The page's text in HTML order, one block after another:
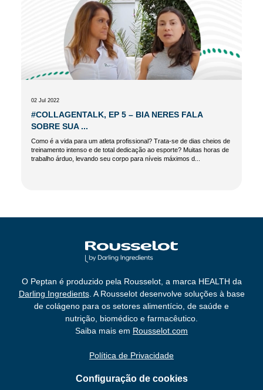
02 Jul 2022
#COLLAGENTALK, EP 5 – BIA NERES FALA
SOBRE SUA ...
Como é a vida para um atleta profissional? Trata-se de dias cheios de
treinamento intenso e de total dedicação ao esporte? Muitas horas de
trabalho árduo, levando seu corpo para níveis máximos d...
O Peptan é produzido pela Rousselot, a marca HEALTH da
Darling Ingredients. A Rousselot desenvolve soluções à base
de colágeno para os setores alimentício, de saúde e
nutrição, biomédico e farmacêutico.
Saiba mais em Rousselot.com
Política de Privacidade
Configuração de cookies